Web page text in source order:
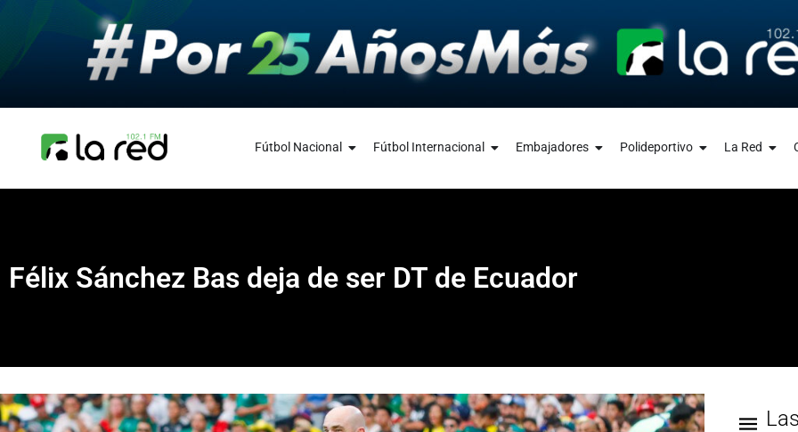
Fútbol Nacional Fútbol Internacional Embajadores Polideportivo La Red
Félix Sánchez Bas deja de ser DT de Ecuador